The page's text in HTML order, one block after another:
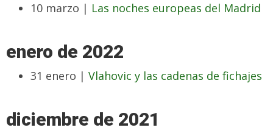
10 marzo | Las noches europeas del Madrid
enero de 2022
31 enero | Vlahovic y las cadenas de fichajes
diciembre de 2021